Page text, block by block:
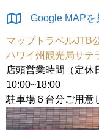
Google MAPを
マップトラベルJTB
ハワイ州観光局サテ
店頭営業時間（定休
10:00~18:00
駐車場６台分ご用意